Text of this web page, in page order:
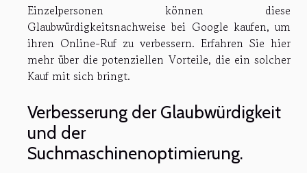
Einzelpersonen können diese
Glaubwürdigkeitsnachweise bei Google kaufen, um
ihren Online-Ruf zu verbessern. Erfahren Sie hier
mehr über die potenziellen Vorteile, die ein solcher
Kauf mit sich bringt.
Verbesserung der Glaubwürdigkeit
und der
Suchmaschinenoptimierung.